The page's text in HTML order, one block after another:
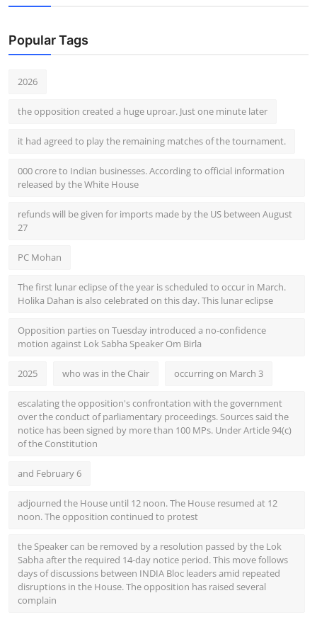
Popular Tags
2026
the opposition created a huge uproar. Just one minute later
it had agreed to play the remaining matches of the tournament.
000 crore to Indian businesses. According to official information
released by the White House
refunds will be given for imports made by the US between August
27
PC Mohan
The first lunar eclipse of the year is scheduled to occur in March.
Holika Dahan is also celebrated on this day. This lunar eclipse
Opposition parties on Tuesday introduced a no-confidence
motion against Lok Sabha Speaker Om Birla
2025 who was in the Chair occurring on March 3
escalating the opposition's confrontation with the government
over the conduct of parliamentary proceedings. Sources said the
notice has been signed by more than 100 MPs. Under Article 94(c)
of the Constitution
and February 6
adjourned the House until 12 noon. The House resumed at 12
noon. The opposition continued to protest
the Speaker can be removed by a resolution passed by the Lok
Sabha after the required 14-day notice period. This move follows
days of discussions between INDIA Bloc leaders amid repeated
disruptions in the House. The opposition has raised several
complain